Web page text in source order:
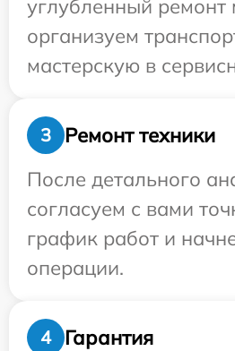
углубленный ремонт
организуем
мастерскую в
3
Ремонт техники
После детального
согласуем с вами
график работ и
операции.
4
Гарантия